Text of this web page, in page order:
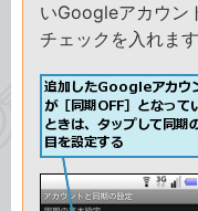
いGoogleアカウン
チェックを入れます